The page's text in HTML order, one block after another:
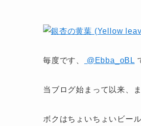
毎度です、 @Ebba_oBL
当ブログ始まって以来、
ボクはちょいちょいビー